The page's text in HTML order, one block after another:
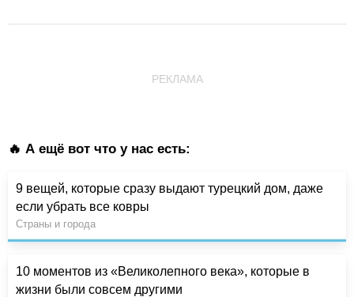
РЕКЛАМА
🔥 А ещё вот что у нас есть:
9 вещей, которые сразу выдают турецкий дом, даже
если убрать все ковры
Страны и города
10 моментов из «Великолепного века», которые в
жизни были совсем другими